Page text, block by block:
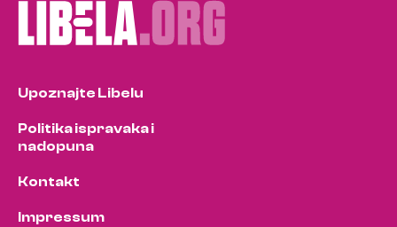
Upoznajte Libelu
Politika ispravaka i
nadopuna
Kontakt
Impressum